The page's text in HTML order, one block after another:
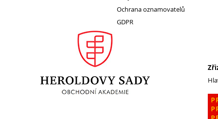
Ochrana oznamovatelů
GDPR